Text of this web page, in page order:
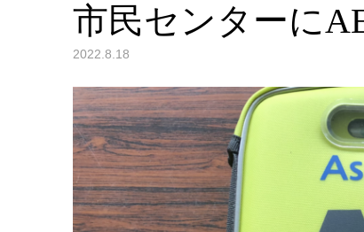
市民センターに
2022.8.18